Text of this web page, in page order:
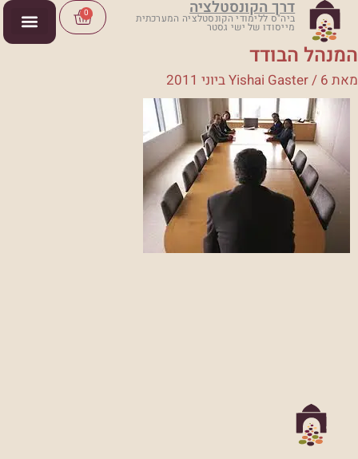
דילוג
לתוכן
דרך הקונסטלציה
ביה"ס ללימודי הקונסטלציה המערכתית
מייסודו של ישי גסטר
0
Cart
המנהל הבודד
מאת Yishai Gaster/ 6 ביוני 2011